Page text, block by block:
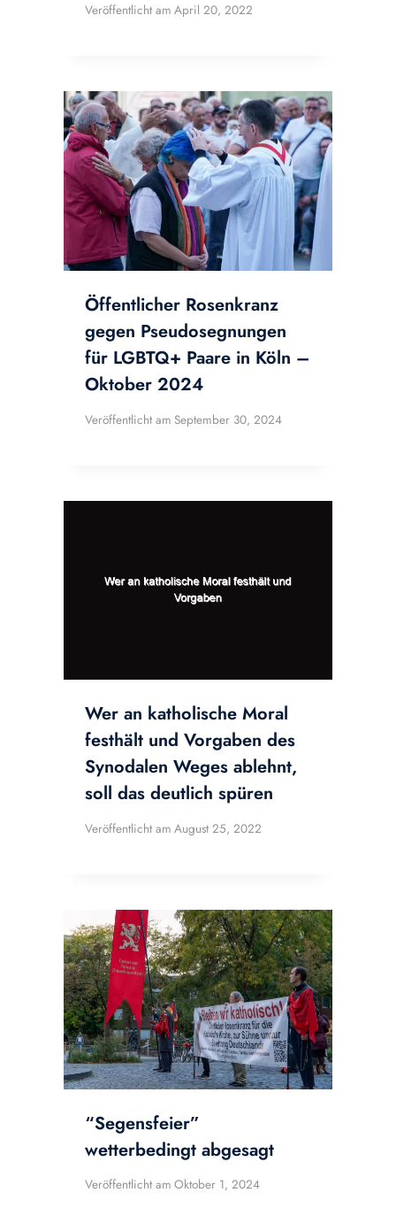
Veröffentlicht am April 20, 2022
Öffentlicher Rosenkranz
gegen Pseudosegnungen
für LGBTQ+ Paare in Köln –
Oktober 2024
Veröffentlicht am September 30, 2024
Wer an katholische Moral
festhält und Vorgaben des
Synodalen Weges ablehnt,
soll das deutlich spüren
Veröffentlicht am August 25, 2022
“Segensfeier”
wetterbedingt abgesagt
Veröffentlicht am Oktober 1, 2024